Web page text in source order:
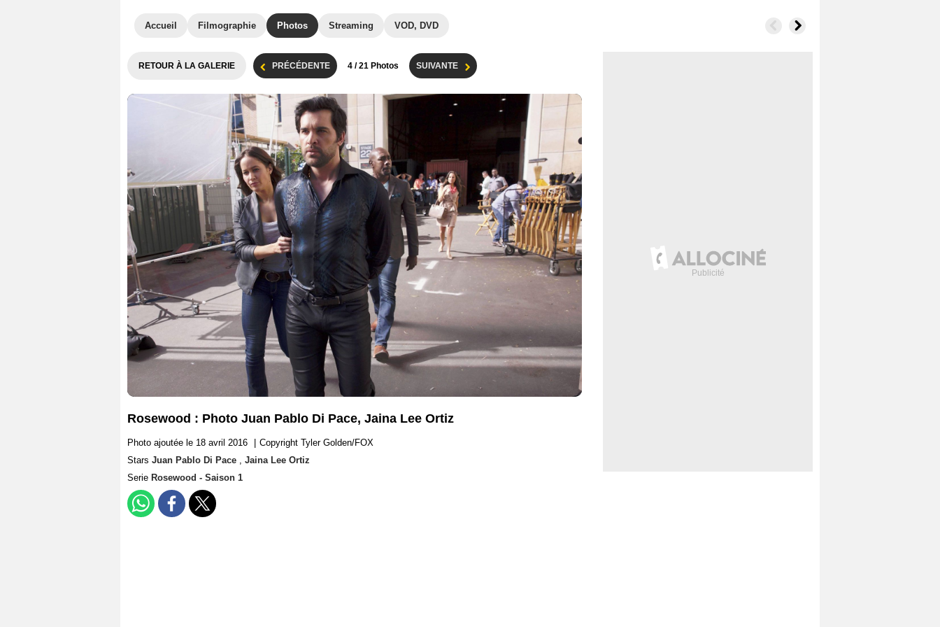
Accueil Filmographie Photos Streaming VOD, DVD
RETOUR À LA GALERIE PRÉCÉDENTE 4 / 21 Photos SUIVANTE
Rosewood : Photo Juan Pablo Di Pace, Jaina Lee Ortiz
Photo ajoutée le 18 avril 2016
Copyright Tyler Golden/FOX
Stars Juan Pablo Di Pace , Jaina Lee Ortiz
Serie Rosewood - Saison 1